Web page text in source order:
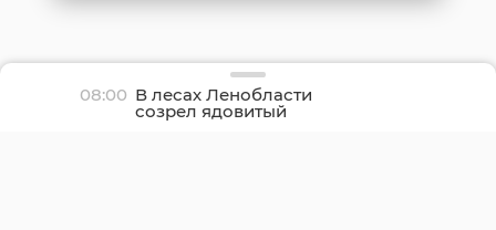
08:00 В лесах Ленобласти
созрел ядовитый
вороний глаз